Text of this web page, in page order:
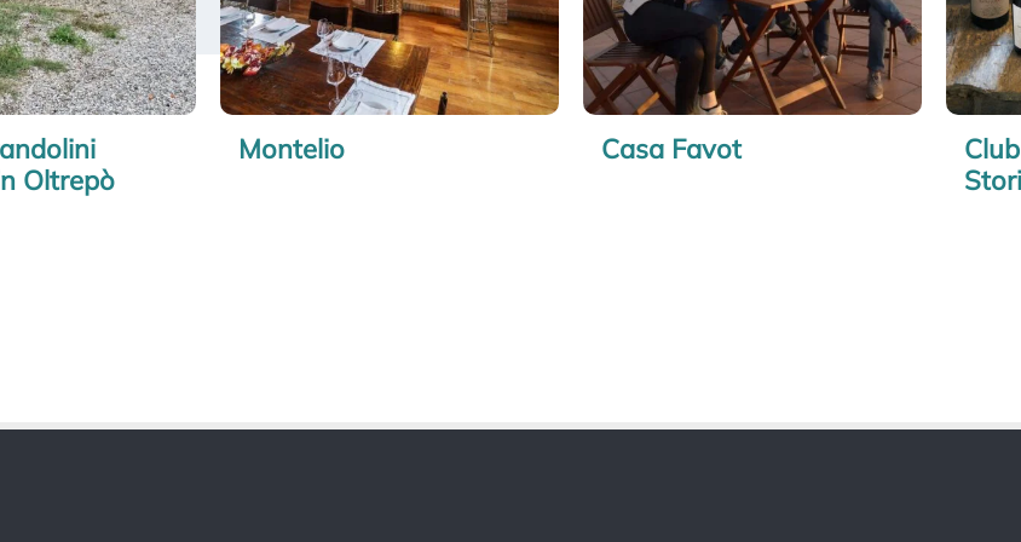
Oltrepò
Montelio Casa Favot